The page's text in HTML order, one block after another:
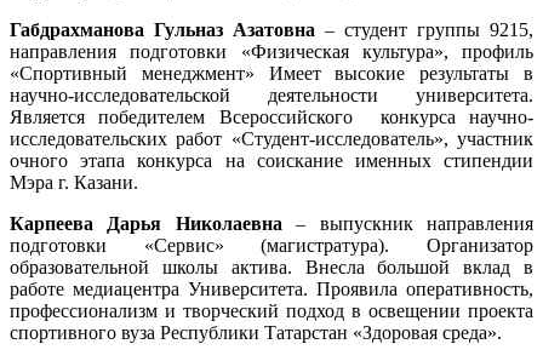
Габдрахманова Гульназ Азатовна – студент группы 9215,
направления подготовки «Физическая культура», профиль
«Спортивный менеджмент» Имеет высокие результаты в
научно-исследовательской деятельности университета.
Является победителем Всероссийского конкурса научно-
исследовательских работ «Студент-исследователь», участник
очного этапа конкурса на соискание именных стипендии
Мэра г. Казани.
Карпеева Дарья Николаевна – выпускник направления
подготовки «Сервис» (магистратура). Организатор
образовательной школы актива. Внесла большой вклад в
работе медиацентра Университета. Проявила оперативность,
профессионализм и творческий подход в освещении проекта
спортивного вуза Республики Татарстан «Здоровая среда».